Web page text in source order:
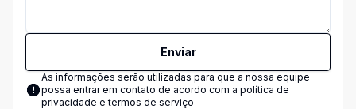
Enviar
As informações serão utilizadas para que a nossa equipe
possa entrar em contato de acordo com a política de
privacidade e termos de serviço